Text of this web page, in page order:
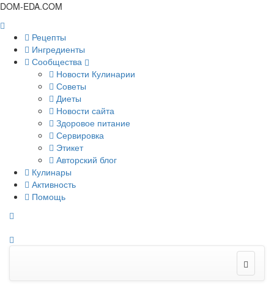
DOM-EDA.COM
Рецепты
Ингредиенты
Сообщества
Новости Кулинарии
Советы
Диеты
Новости сайта
Здоровое питание
Сервировка
Этикет
Авторский блог
Кулинары
Активность
Помощь